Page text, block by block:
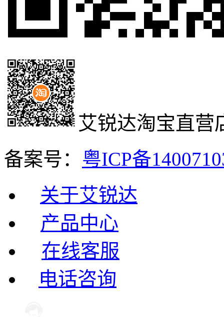
艾锐达淘宝直营
备案号： 粤ICP备
关于艾锐达
产品中心
在线客服
电话咨询